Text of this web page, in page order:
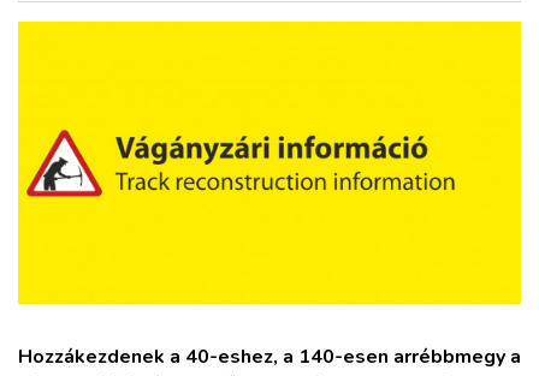
HAJÓZÁS
ARCHÍVUM
Hozzákezdenek a 40-eshez, a 140-esen arrébbmegy a